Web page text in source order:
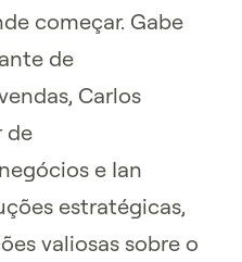
começar. Gabe
de
Carlos
de
e Ian
estratégicas,
valiosas sobre o